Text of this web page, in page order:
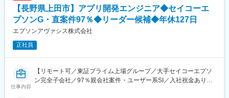
・離職率は業界平均を大幅に下回っています。このことからも、
働きやすい環境・風土であることがうかがえます。
■働く環境：
・中途入社者やUターン・Iターン入社者の比率も多く、多様な経
験・スキルを持った社員が働いています。
・本社周辺は、豊かな自然に囲まれています。社屋も2020年12月
に改装。快適な環境で働くことができます。
・これまでの経験を活かしつつ、新しく専門的な技術を身につけ
ることで、事業に貢献していただくことが可能です。
・まずは小規模チームの設計・実装からスタートし、技術力およ
び製品知識を獲得していただきます。その後は、プロジェクトリ
ーダー、開発チームマネージャーなど、技術とマネジメントの両
面でキャリアを広げられるポジションです。
■人材育成制度：
当社では、自ら積極的に学ぶ人を支援する人材育成制度を設計し
【長野県上田市】アプリ開発エンジニア◆セイコーエ
プソンG・直案件97％◆リーダー候補◆年休127日
エプソンアヴァシス株式会社
正社員
仕事内容
【リモート可／東証プライム上場グループ／大手セイコーエプソ
ン完全子会社／97％親会社案件・ユーザー系SI／入社祝金あり／